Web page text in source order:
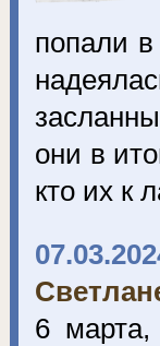
попали
они в
кто их к
6 марта,